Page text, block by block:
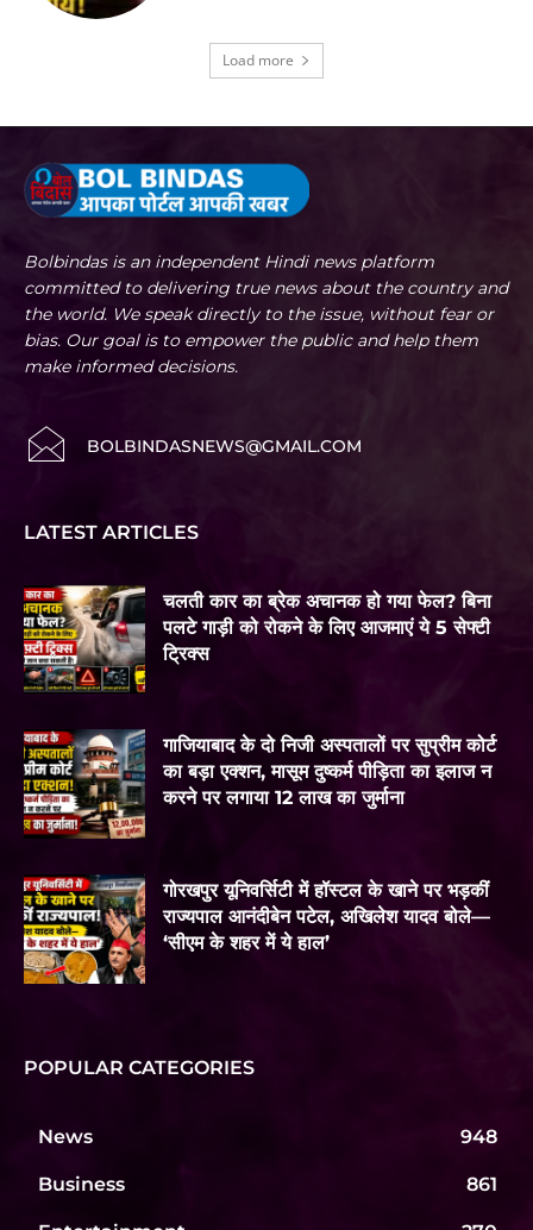
Load more
Bolbindas is an independent Hindi news platform
committed to delivering true news about the country and
the world. We speak directly to the issue, without fear or
bias. Our goal is to empower the public and help them
make informed decisions.
BOLBINDASNEWS@GMAIL.COM
LATEST ARTICLES
चलती कार का ब्रेक अचानक हो गया फेल? बिना
पलटे गाड़ी को रोकने के लिए आजमाएं ये 5 सेफ्टी
ट्रिक्स
गाजियाबाद के दो निजी अस्पतालों पर सुप्रीम कोर्ट
का बड़ा एक्शन, मासूम दुष्कर्म पीड़िता का इलाज न
करने पर लगाया 12 लाख का जुर्माना
गोरखपुर यूनिवर्सिटी में हॉस्टल के खाने पर भड़कीं
राज्यपाल आनंदीबेन पटेल, अखिलेश यादव बोले—
‘सीएम के शहर में ये हाल’
POPULAR CATEGORIES
News 948
Business 861